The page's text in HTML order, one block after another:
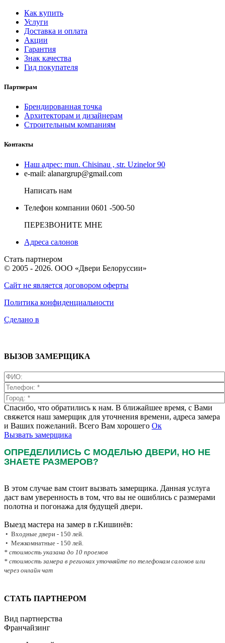
Как купить
Услуги
Доставка и оплата
Акции
Гарантия
Знак качества
Гид покупателя
Партнерам
Брендированная точка
Архитекторам и дизайнерам
Строительным компаниям
Контакты
Наш адрес: mun. Chisinau , str. Uzinelor 90
e-mail: alanargrup@gmail.com
Написать нам
Телефон компании 0601 -500-50
ПЕРЕЗВОНИТЕ МНЕ
Адреса салонов
Стать партнером
© 2005 - 2026. ООО «Двери Белоруссии»
Сайт не является договором оферты
Политика конфиденциальности
Сделано в
ВЫЗОВ ЗАМЕРЩИКА
Спасибо, что обратились к нам. В ближайшее время, с Вами
свяжется наш замерщик для уточнения времени, адреса замера
и Ваших пожеланий. Всего Вам хорошего Ок
Вызвать замерщика
ОПРЕДЕЛИЛИСЬ С МОДЕЛЬЮ ДВЕРИ, НО НЕ
ЗНАЕТЕ РАЗМЕРОВ?
В этом случае вам стоит вызвать замерщика. Данная услуга
даст вам уверенность в том, что вы не ошиблись с размерами
полотна и погонажа для будущей двери.
Выезд мастера на замер в г.Кишинёв:
• Входные двери - 150 лей.
• Межкомнатные - 150 лей.
* стоимость указана до 10 проемов
* стоимость замера в регионах уточняйте по телефонам салонов или
через онлайн чат
СТАТЬ ПАРТНЕРОМ
Вид партнерства
Франчайзинг